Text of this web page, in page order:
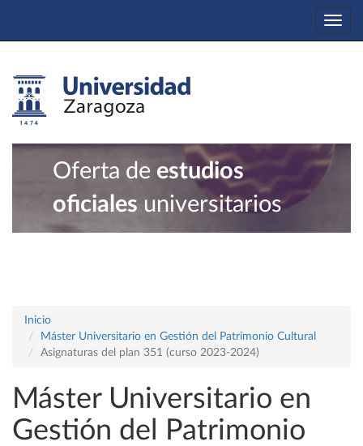
Oferta de estudios
oficiales universitarios
Inicio
Máster Universitario en Gestión del Patrimonio Cultural
Asignaturas del plan 351 (curso 2023-2024)
Máster Universitario en
Gestión del Patrimonio